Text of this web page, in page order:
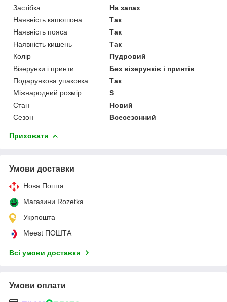
Застібка
На запах
Наявність капюшона
Так
Наявність пояса
Так
Наявність кишень
Так
Колір
Пудровий
Візерунки і принти
Без візерунків і принтів
Подарункова упаковка
Так
Міжнародний розмір
S
Стан
Новий
Сезон
Всесезонний
Приховати
Умови доставки
Нова Пошта
Магазини Rozetka
Укрпошта
Meest ПОШТА
Всі умови доставки
Умови оплати